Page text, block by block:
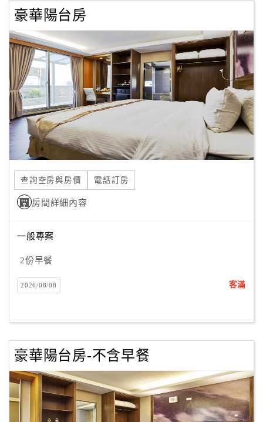
豪華陽台房
查詢空房與房價 電話訂房
房間詳細內容
一般專案
2份早餐
2026/08/08 客滿
豪華陽台房-不含早餐